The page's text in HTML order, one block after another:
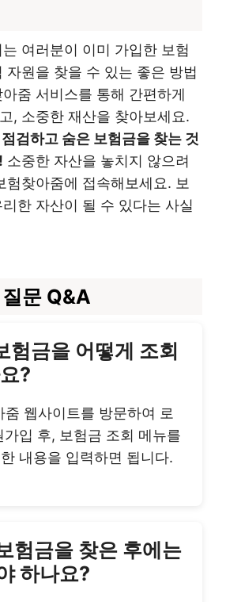
여러분이 이미 가입한 보험
자원을 찾을 수 있는 좋은 방법
줌 서비스를 통해 간편하게
, 소중한 재산을 찾아보세요.
검하고 숨은 보험금을 찾는 것
소중한 자산을 놓치지 않으려
험찾아줌에 접속해보세요. 보
한 자산이 될 수 있다는 사실
문 Q&A
험금을 어떻게 조회
?
줌 웹사이트를 방문하여 로
가입 후, 보험금 조회 메뉴를
내용을 입력하면 됩니다.
험금을 찾은 후에는
하나요?